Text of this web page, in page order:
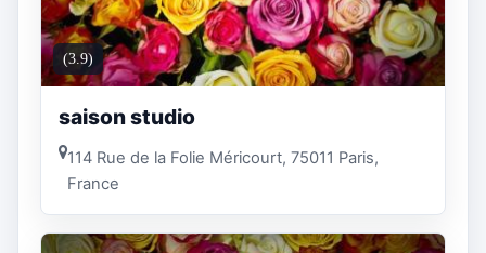
(3.9)
saison studio
114 Rue de la Folie Méricourt, 75011 Paris,
France